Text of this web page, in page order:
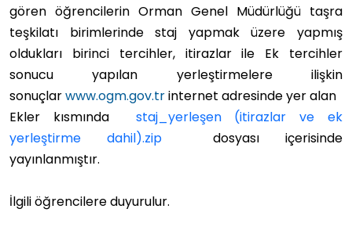
gören öğrencilerin Orman Genel Müdürlüğü taşra
teşkilatı birimlerinde staj yapmak üzere yapmış
oldukları birinci tercihler, itirazlar ile Ek tercihler
sonucu yapılan yerleştirmelere ilişkin
sonuçlarwww.ogm.gov.trinternet adresinde yer alan
Ekler kısmında staj_yerleşen (itirazlar ve ek
yerleştirme dahil).zip
dosyası içerisinde
yayınlanmıştır.
İlgili öğrencilere duyurulur.